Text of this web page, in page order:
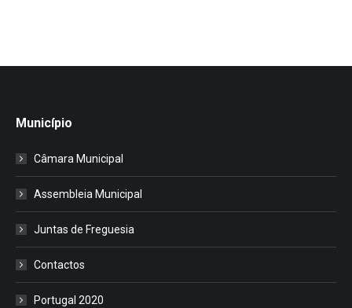
Município
Câmara Municipal
Assembleia Municipal
Juntas de Freguesia
Contactos
Portugal 2020